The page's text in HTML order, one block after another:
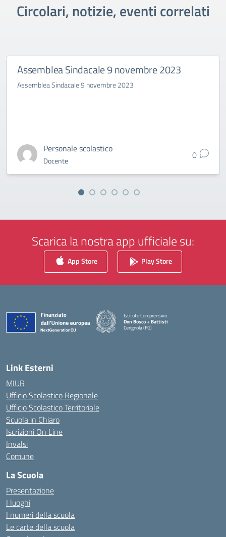
Circolari, notizie, eventi correlati
Assemblea Sindacale 9 novembre 2023
Assemblea Sindacale 9 novembre 2023
Personale scolastico
Docente 0
Scarica la nostra app ufficiale su:
App Store Play Store
Istituto Comprensivo
Don Bosco + Battisti
Cerignola (FG)
— Visita la pagina iniziale della scuola
Link Esterni
MIUR
Ufficio Scolastico Regionale
Ufficio Scolastico Territoriale
Scuola in Chiaro
Iscrizioni On Line
Invalsi
Comune
La Scuola
Presentazione
I luoghi
I numeri della scuola
Le carte della scuola